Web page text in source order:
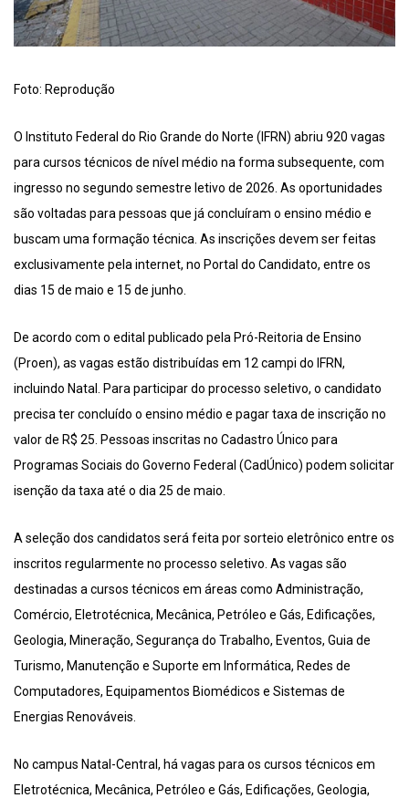
Foto: Reprodução
O Instituto Federal do Rio Grande do Norte (IFRN) abriu 920 vagas
para cursos técnicos de nível médio na forma subsequente, com
ingresso no segundo semestre letivo de 2026. As oportunidades
são voltadas para pessoas que já concluíram o ensino médio e
buscam uma formação técnica. As inscrições devem ser feitas
exclusivamente pela internet, no Portal do Candidato, entre os
dias 15 de maio e 15 de junho.
De acordo com o edital publicado pela Pró-Reitoria de Ensino
(Proen), as vagas estão distribuídas em 12 campi do IFRN,
incluindo Natal. Para participar do processo seletivo, o candidato
precisa ter concluído o ensino médio e pagar taxa de inscrição no
valor de R$ 25. Pessoas inscritas no Cadastro Único para
Programas Sociais do Governo Federal (CadÚnico) podem solicitar
isenção da taxa até o dia 25 de maio.
A seleção dos candidatos será feita por sorteio eletrônico entre os
inscritos regularmente no processo seletivo. As vagas são
destinadas a cursos técnicos em áreas como Administração,
Comércio, Eletrotécnica, Mecânica, Petróleo e Gás, Edificações,
Geologia, Mineração, Segurança do Trabalho, Eventos, Guia de
Turismo, Manutenção e Suporte em Informática, Redes de
Computadores, Equipamentos Biomédicos e Sistemas de
Energias Renováveis.
No campus Natal-Central, há vagas para os cursos técnicos em
Eletrotécnica, Mecânica, Petróleo e Gás, Edificações, Geologia,